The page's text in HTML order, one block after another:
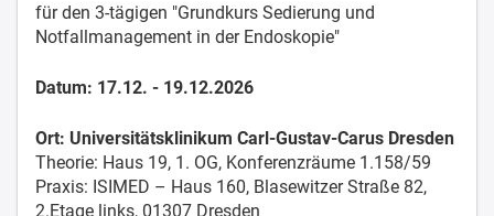
für den 3-tägigen "Grundkurs Sedierung und
Notfallmanagement in der Endoskopie"
Datum: 17.12. - 19.12.2026
Ort: Universitätsklinikum Carl-Gustav-Carus Dresden
Theorie: Haus 19, 1. OG, Konferenzräume 1.158/59
Praxis: ISIMED – Haus 160, Blasewitzer Straße 82,
2.Etage links, 01307 Dresden